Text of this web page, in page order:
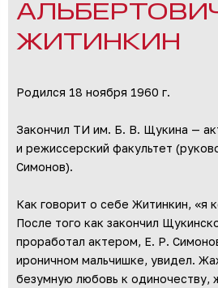
ЖИТИНКИН
Родился 18 ноября 1960 г.
Закончил ТИ им. Б. В. Щукина —
и режиссерский факультет
Симонов).
Как говорит о себе Житинкин, «я
После того как закончил
проработал актером, Е. Р.
ироничном мальчишке, увидел.
безумную любовь к одиночеству,